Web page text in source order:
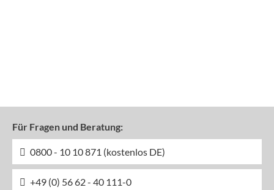
Für Fragen und Beratung:
0800 - 10 10 871 (kostenlos DE)
+49 (0) 56 62 - 40 111-0